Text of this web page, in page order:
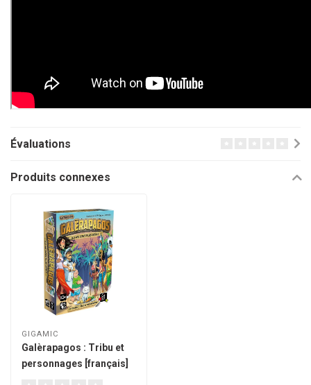
Évaluations
Produits connexes
GIGAMIC
Galèrapagos : Tribu et
personnages [français]